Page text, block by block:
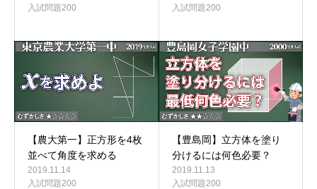
入試問題200
入試問題200
【農大第一】正方形を4枚
並べて角度を求める
2019.11.14
入試問題200
【豊島岡】立方体を塗り
分けるには何色必要？
2019.11.13
入試問題200